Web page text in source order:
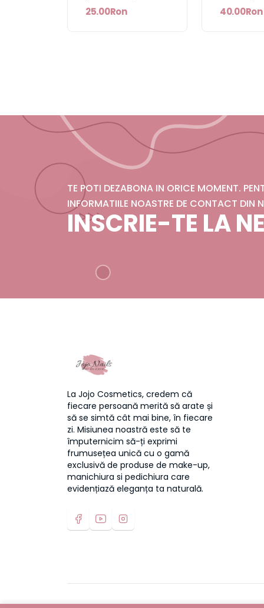
25.00Ron
picioarelor
40.00Ron
TE POTI DEZABONA IN ORICE MOMENT.
INFORMATIILE NOASTRE DE CONTACT DIN
INSCRIE-TE LA
La Jojo Cosmetics, credem că
fiecare persoană merită să arate și
să se simtă cât mai bine, în fiecare
zi. Misiunea noastră este să te
împuternicim să-ți exprimi
frumusețea unică cu o gamă
exclusivă de produse de make-up,
manichiura si pedichiura care
evidențiază eleganța ta naturală.